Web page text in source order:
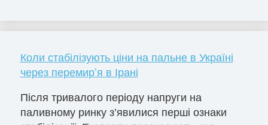
Коли стабілізують ціни на пальне в Україні
через перемирʼя в Ірані
Після тривалого періоду напруги на
паливному ринку з’явилися перші ознаки